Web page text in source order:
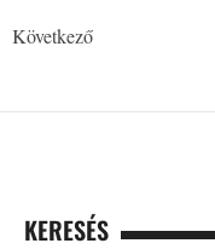
Következő
KERESÉS